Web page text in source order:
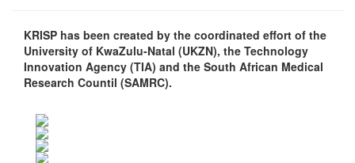
KRISP has been created by the coordinated effort of the
University of KwaZulu-Natal (UKZN), the Technology
Innovation Agency (TIA) and the South African Medical
Research Countil (SAMRC).